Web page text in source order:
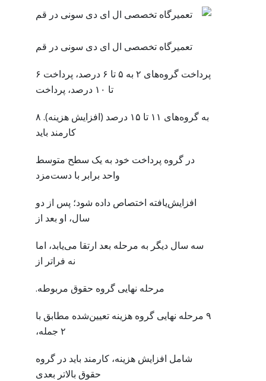
تعمیرگاه تخصصی ال ای دی سونی در قم
پرداخت گروه‌های ۲ به ۵ تا ۶ درصد، پرداخت ۶
تا ۱۰ درصد، پرداخت
به گروه‌های ۱۱ تا ۱۵ درصد (افزایش هزینه). ۸
کارمند باید
در گروه پرداخت خود به یک سطح متوسط
واحد برابر با دست‌مزد
افزایش‌یافته اختصاص داده شود؛ پس از دو
سال، او بعد از
سه سال دیگر به مرحله بعد ارتقا می‌یابد، اما
نه فراتر از
مرحله نهایی گروه حقوق مربوطه.
۹ مرحله نهایی گروه هزینه تعیین‌شده مطابق با
۲ جمله،
شامل افزایش هزینه، کارمند باید در گروه
حقوق بالاتر بعدی